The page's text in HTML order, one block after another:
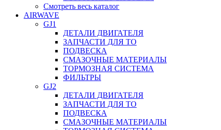
Смотреть весь каталог
AIRWAVE
GJ1
ДЕТАЛИ ДВИГАТЕЛЯ
ЗАПЧАСТИ ДЛЯ ТО
ПОДВЕСКА
СМАЗОЧНЫЕ МАТЕРИАЛЫ
ТОРМОЗНАЯ СИСТЕМА
ФИЛЬТРЫ
GJ2
ДЕТАЛИ ДВИГАТЕЛЯ
ЗАПЧАСТИ ДЛЯ ТО
ПОДВЕСКА
СМАЗОЧНЫЕ МАТЕРИАЛЫ